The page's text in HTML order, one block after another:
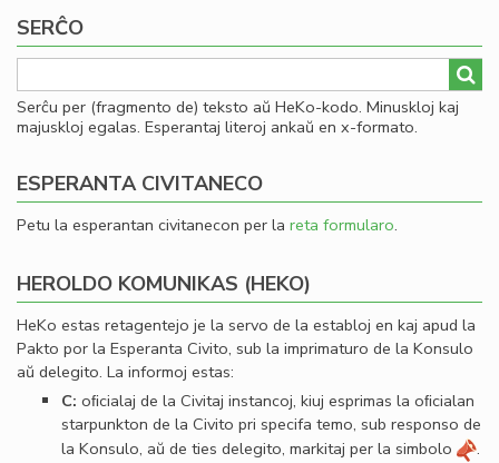
SERĈO
Serĉu per (fragmento de) teksto aŭ HeKo-kodo. Minuskloj kaj
majuskloj egalas. Esperantaj literoj ankaŭ en x-formato.
ESPERANTA CIVITANECO
Petu la esperantan civitanecon per la reta formularo.
HEROLDO KOMUNIKAS (HEKO)
HeKo estas retagentejo je la servo de la establoj en kaj apud la
Pakto por la Esperanta Civito, sub la imprimaturo de la Konsulo
aŭ delegito. La informoj estas:
C: oﬁcialaj de la Civitaj instancoj, kiuj esprimas la oﬁcialan
starpunkton de la Civito pri specifa temo, sub responso de
la Konsulo, aŭ de ties delegito, markitaj per la simbolo
.